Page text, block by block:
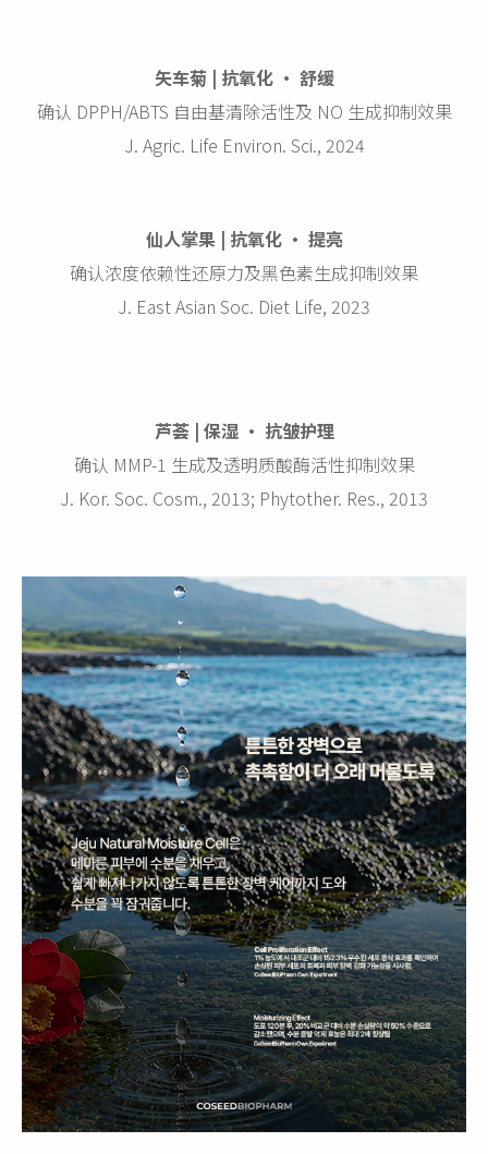
矢车菊 | 抗氧化 · 舒缓
确认 DPPH/ABTS 自由基清除活性及 NO 生成抑制效果
J. Agric. Life Environ. Sci., 2024
仙人掌果 | 抗氧化 · 提亮
确认浓度依赖性还原力及黑色素生成抑制效果
J. East Asian Soc. Diet Life, 2023
芦荟 | 保湿 · 抗皱护理
确认 MMP-1 生成及透明质酸酶活性抑制效果
J. Kor. Soc. Cosm., 2013; Phytother. Res., 2013